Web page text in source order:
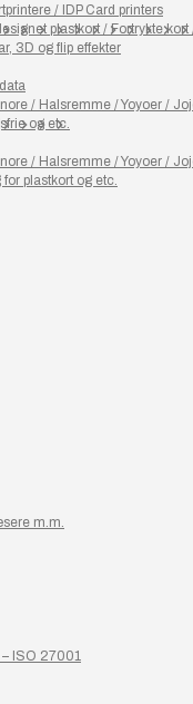
/ IDP Card printers
plastkort / Fortrykte
3D og flip effekter
/ Halsremme / Yoyoer /
og etc.
/ Halsremme / Yoyoer /
plastkort og etc.
m.m.
– ISO 27001